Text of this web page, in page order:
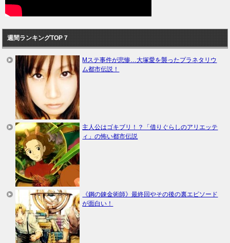
週間ランキングTOP７
Mステ事件が悲惨…大塚愛を襲ったプラネタリウ
ム都市伝説！
主人公はゴキブリ！？「借りぐらしのアリエッテ
ィ」の怖い都市伝説
《鋼の錬金術師》最終回やその後の裏エピソード
が面白い！